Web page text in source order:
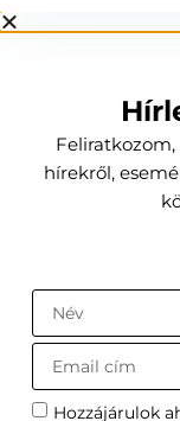
hírekről,
Hozzájárulok